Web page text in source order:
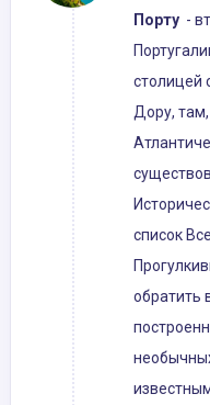
Порту -
столицей
Дору,
список
обратить